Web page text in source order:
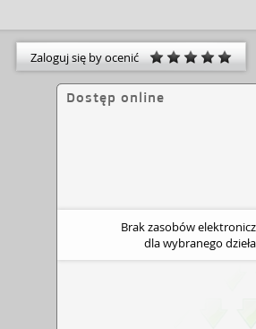
miłymi dla oka ilustracjami, które z pewnością
czytelników. Dodatkowo teksty wydrukowano
dzięki czemu dzieci będą mogły ćwiczyć
"Mądre bajki. Wydanie specjalne" to pozycja
Zaloguj się by ocenić
Dostęp online
Brak zasobów
dla wybranego